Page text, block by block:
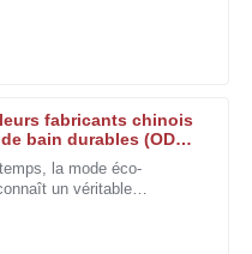
fabricants chinois
bain durables (ODM)
pour une mode éco-
?
la mode éco-
un véritable
suivi de la part d'une